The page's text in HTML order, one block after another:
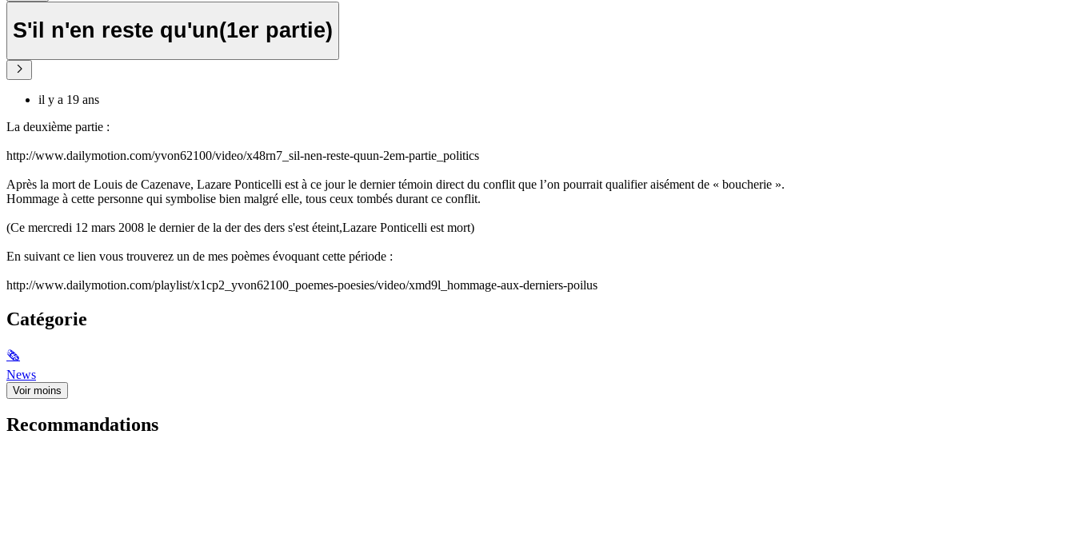
S'il n'en reste qu'un(1er partie)
il y a 19 ans
La deuxième partie :
http://www.dailymotion.com/yvon62100/video/x48rn7_sil-nen-reste-quun-2em-partie_politics
Après la mort de Louis de Cazenave, Lazare Ponticelli est à ce jour le dernier témoin direct du conflit que l’on pourrait qualifier aisément de « boucherie ».
Hommage à cette personne qui symbolise bien malgré elle, tous ceux tombés durant ce conflit.
(Ce mercredi 12 mars 2008 le dernier de la der des ders s'est éteint,Lazare Ponticelli est mort)
En suivant ce lien vous trouverez un de mes poèmes évoquant cette période :
http://www.dailymotion.com/playlist/x1cp2_yvon62100_poemes-poesies/video/xmd9l_hommage-aux-derniers-poilus
Catégorie
🗞
News
Voir moins
Recommandations